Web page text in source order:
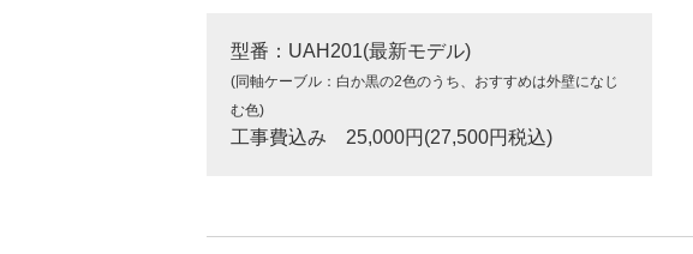
型番：UAH201(最新モデル)
(同軸ケーブル：白か黒の2色のうち、おすすめは外壁になじ
む色)
工事費込み 25,000円(27,500円税込)